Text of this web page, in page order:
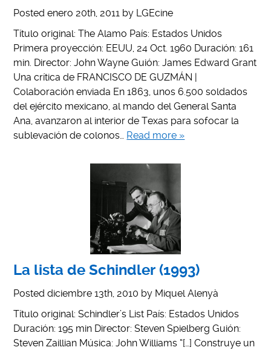
Postedenero 20th, 2011 by LGEcine
Título original: The Alamo País: Estados Unidos
Primera proyección: EEUU, 24 Oct. 1960 Duración: 161
min. Director: John Wayne Guión: James Edward Grant
Una crítica de FRANCISCO DE GUZMÁN |
Colaboración enviada En 1863, unos 6.500 soldados
del ejército mexicano, al mando del General Santa
Ana, avanzaron al interior de Texas para sofocar la
sublevación de colonos… Read more »
La lista de Schindler (1993)
Posteddiciembre 13th, 2010 by Miquel Alenyà
Título original: Schindler’s List País: Estados Unidos
Duración: 195 min Director: Steven Spielberg Guión:
Steven Zaillian Música: John Williams “[…] Construye un